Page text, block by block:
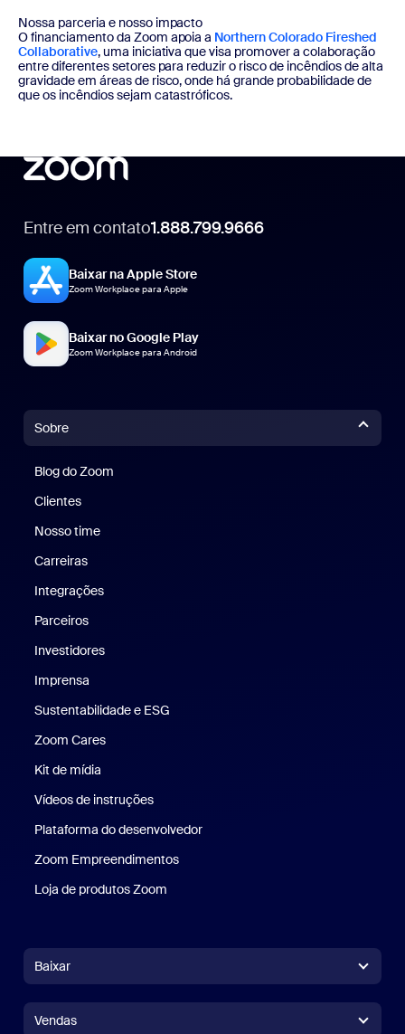
Nossa parceria e nosso impacto
O financiamento da Zoom apoia a Northern Colorado Fireshed
Collaborative, uma iniciativa que visa promover a colaboração
entre diferentes setores para reduzir o risco de incêndios de alta
gravidade em áreas de risco, onde há grande probabilidade de
que os incêndios sejam catastróficos.
Entre em contato1.888.799.9666
Baixar na Apple Store
Zoom Workplace para Apple
Baixar no Google Play
Zoom Workplace para Android
Sobre
Blog do Zoom
Clientes
Nosso time
Carreiras
Integrações
Parceiros
Investidores
Imprensa
Sustentabilidade e ESG
Zoom Cares
Kit de mídia
Vídeos de instruções
Plataforma do desenvolvedor
Zoom Empreendimentos
Loja de produtos Zoom
Baixar
Vendas